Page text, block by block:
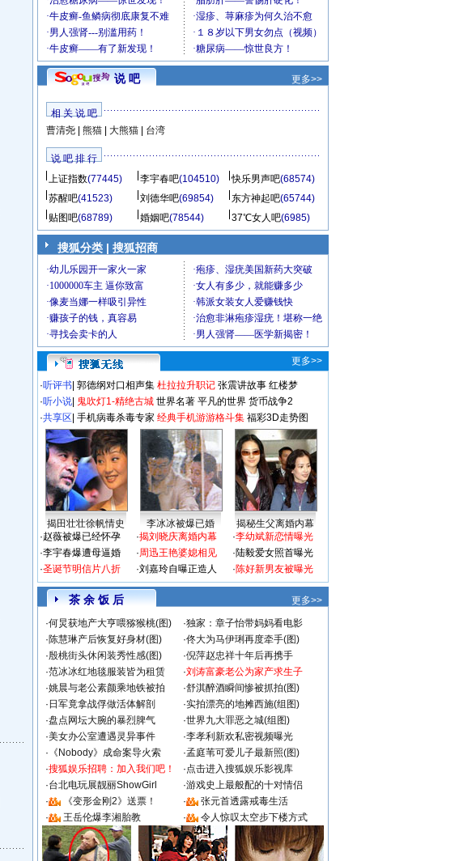
说 吧 更多>>
相 关 说 吧
曹清尧| 熊猫| 大熊猫| 台湾
说 吧 排 行
上证指数(77445) 李宇春吧(104510) 快乐男声吧(68574)
苏醒吧(41523) 刘德华吧(69854) 东方神起吧(65744)
贴图吧(68789) 婚姻吧(78544) 37℃女人吧(6985)
搜狐分类 | 搜狐招商
更多>>
·听评书 郭德纲对口相声集 杜拉拉升职记 张震讲故事 红楼梦
·听小说 鬼吹灯1-精绝古城 世界名著 平凡的世界 货币战争2
·共享区 手机病毒杀毒专家 经典手机游游格斗集 福彩3D走势图
揭田壮壮徐帆情史 李冰冰被爆已婚
揭秘生父离婚内幕
·赵薇被爆已经怀孕
·李宇春爆遭母逼婚
·圣诞节明信片八折
·揭刘晓庆离婚内幕
·周迅王艳婆媳相见
·刘嘉玲自曝正造人
·李幼斌新恋情曝光
·陆毅爱女照首曝光
·陈好新男友被曝光
茶 余 饭 后
更多>>
·何炅获地产大亨喂猕猴桃(图) ·独家：章子怡带妈妈看电影
·陈慧琳产后恢复好身材(图) ·佟大为马伊琍再度牵手(图)
·殷桃街头休闲装秀性感(图) ·倪萍赵忠祥十年后再携手
·范冰冰红地毯服装皆为租赁 ·刘涛富豪老公为家产求生子
·姚晨与老公素颜乘地铁被拍 ·舒淇醉酒瞬间惨被抓拍(图)
· 日军竟拿战俘做活体解剖 ·实拍漂亮的地摊西施(组图)
·盘点网坛大腕的暴烈脾气 ·世界九大罪恶之城(组图)
·美女办公室遭遇灵异事件 ·李孝利新欢私密视频曝光
· 《Nobody》成命案导火索 ·孟庭苇可爱儿子最新照(图)
·搜狐娱乐招聘：加入我们吧！ ·点击进入搜狐娱乐影视库
·台北电玩展靓丽ShowGirl ·游戏史上最般配的十对情侣
·
《变形金刚2》送票！ ·
张元首透露戒毒生活
·
王岳伦爆李湘胎教 · 令人惊叹太空步下楼方式